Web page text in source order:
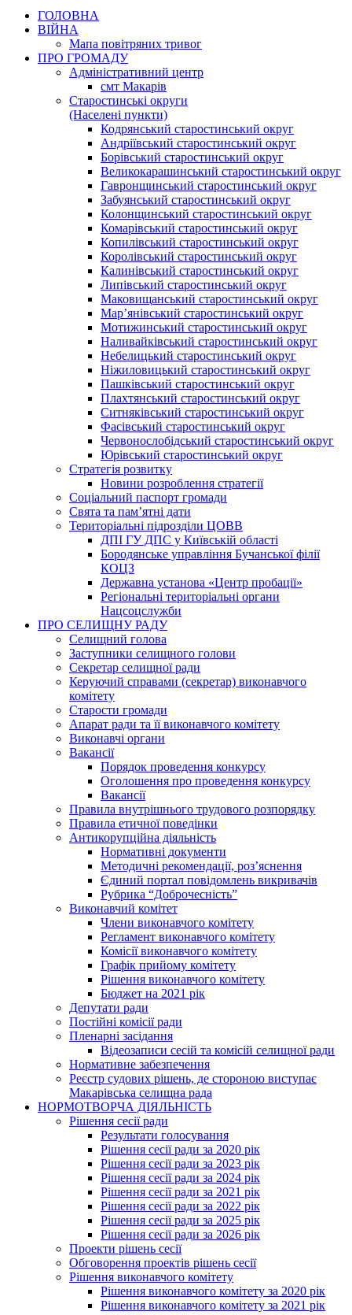
ГОЛОВНА
ВІЙНА
Мапа повітряних тривог
ПРО ГРОМАДУ
Aдміністративний центр
смт Макарів
Старостинські округи
(Населені пункти)
Кодрянський старостинський округ
Андріївський старостинський округ
Борівський старостинський округ
Великокарашинський старостинський округ
Гавронщинський старостинський округ
Забуянський старостинський округ
Колонщинський старостинський округ
Комарівський старостинський округ
Копилівський старостинський округ
Королівський старостинський округ
Калинівський старостинський округ
Липівський старостинський округ
Маковищанський старостинський округ
Мар’янівський старостинський округ
Мотижинський старостинський округ
Наливайківський старостинський округ
Небелицький старостинський округ
Ніжиловицький старостинський округ
Пашківський старостинський округ
Плахтянський старостинський округ
Ситняківський старостинський округ
Фасівський старостинський округ
Червонослобідський старостинський округ
Юрівський старостинський округ
Стратегія розвитку
Новини розроблення стратегії
Соціальний паспорт громади
Свята та пам’ятні дати
Територіальні підрозділи ЦОВВ
ДПІ ГУ ДПС у Київській області
Бородянське управління Бучанської філії
КОЦЗ
Державна установа «Центр пробації»
Регіональні територіальні органи
Нацсоцслужби
ПРО СЕЛИЩНУ РАДУ
Селищний голова
Заступники селищного голови
Секретар селищної ради
Керуючий справами (секретар) виконавчого
комітету
Старости громади
Апарат ради та її виконавчого комітету
Виконавчі органи
Вакансії
Порядок проведення конкурсу
Оголошення про проведення конкурсу
Вакансії
Правила внутрішнього трудового розпорядку
Правила етичної поведінки
Антикорупційна діяльність
Нормативні документи
Методичні рекомендації, роз’яснення
Єдиний портал повідомлень викривачів
Рубрика “Доброчесність”
Виконавчий комітет
Члени виконавчого комітету
Регламент виконавчого комітету
Комісії виконавчого комітету
Графік прийому комітету
Рішення виконавчого комітету
Бюджет на 2021 рік
Депутати ради
Постійні комісії ради
Пленарні засідання
Відеозаписи сесій та комісій селищної ради
Нормативне забезпечення
Реєстр судових рішень, де стороною виступає
Макарівська селищна рада
НОРМОТВОРЧА ДІЯЛЬНІСТЬ
Рішення сесії ради
Результати голосування
Рішення сесії ради за 2020 рік
Рішення сесії ради за 2023 рік
Рішення сесії ради за 2024 рік
Рішення сесії ради за 2021 рік
Рішення сесії ради за 2022 рік
Рішення сесії ради за 2025 рік
Рішення сесії ради за 2026 рік
Проекти рішень сесії
Обговорення проектів рішень сесії
Рішення виконавчого комітету
Рішення виконавчого комітету за 2020 рік
Рішення виконавчого комітету за 2021 рік